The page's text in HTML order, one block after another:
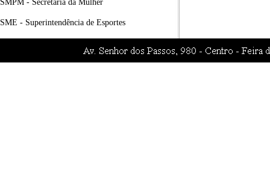
SMPM - Secretaria da Mulher
SME - Superintendência de Esportes